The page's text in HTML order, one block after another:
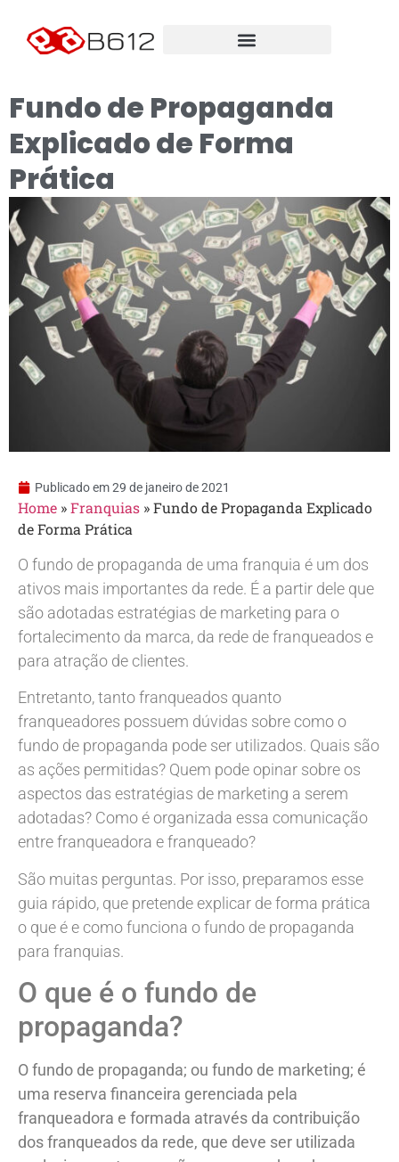
Fundo de Propaganda
Explicado de Forma
Prática
Publicado em29 de janeiro de 2021
Home »Franquias »Fundo de Propaganda Explicado
de Forma Prática
O fundo de propaganda de uma franquia é um dos
ativos mais importantes da rede. É a partir dele que
são adotadas estratégias de marketing para o
fortalecimento da marca, da rede de franqueados e
para atração de clientes.
Entretanto, tanto franqueados quanto
franqueadores possuem dúvidas sobre como o
fundo de propaganda pode ser utilizados. Quais são
as ações permitidas? Quem pode opinar sobre os
aspectos das estratégias de marketing a serem
adotadas? Como é organizada essa comunicação
entre franqueadora e franqueado?
São muitas perguntas. Por isso, preparamos esse
guia rápido, que pretende explicar de forma prática
o que é e como funciona o fundo de propaganda
para franquias.
O que é o fundo de
propaganda?
O fundo de propaganda; ou fundo de marketing; é
uma reserva financeira gerenciada pela
franqueadora e formada através da contribuição
dos franqueados da rede, que deve ser utilizada